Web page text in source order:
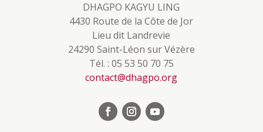
DHAGPO KAGYU LING
4430 Route de la Côte de Jor
Lieu dit Landrevie
24290 Saint-Léon sur Vézère
Tél. : 05 53 50 70 75
contact@dhagpo.org